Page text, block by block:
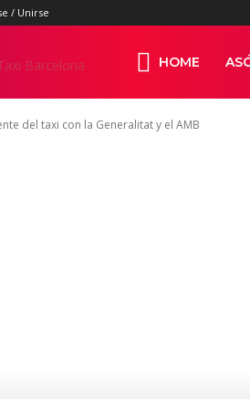
/ Unirse
Taxi
HOME
del taxi con la Generalitat y el AMB